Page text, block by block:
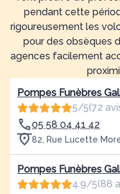
pendant cette
rigoureusement les
pour des obsèques
agences facilement
Pompes Funèbres
5/5(72
05 58 04 41 42
82, Rue Lucette
Pompes Funèbres
4.9/5(88